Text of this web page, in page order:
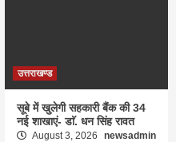
उत्तराखण्ड
सूबे में खुलेगी सहकारी बैंक की 34
नई शाखाएं- डाॅ. धन सिंह रावत
August 3, 2026 newsadmin